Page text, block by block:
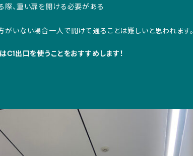
際、重い扉を開ける必要がある
がいない場合一人で開けて通ることは難しいと思われます。
C1出口を使うことをおすすめします！